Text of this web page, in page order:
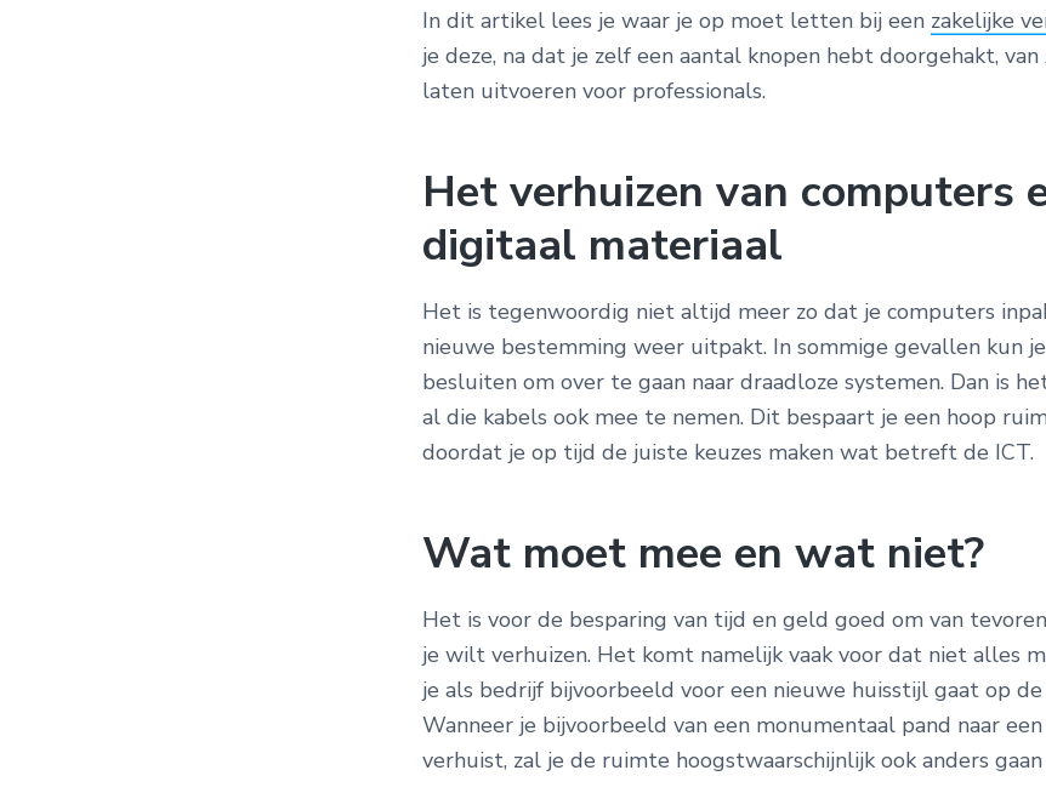
In dit artikel lees je waar je op moet letten bij een zakelijke
je deze, na dat je zelf een aantal knopen hebt doorgehakt,
laten uitvoeren voor professionals.
Het verhuizen van computers
digitaal materiaal
Het is tegenwoordig niet altijd meer zo dat je computers
nieuwe bestemming weer uitpakt. In sommige gevallen kun
besluiten om over te gaan naar draadloze systemen. Dan is
al die kabels ook mee te nemen. Dit bespaart je een hoop
doordat je op tijd de juiste keuzes maken wat betreft de ICT.
Wat moet mee en wat niet?
Het is voor de besparing van tijd en geld goed om van
je wilt verhuizen. Het komt namelijk vaak voor dat niet alles
je als bedrijf bijvoorbeeld voor een nieuwe huisstijl gaat op
Wanneer je bijvoorbeeld van een monumentaal pand naar
verhuist, zal je de ruimte hoogstwaarschijnlijk ook anders